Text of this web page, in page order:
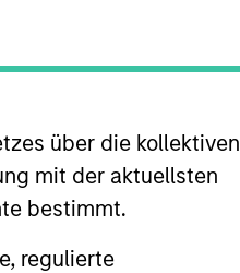
über die kollektiven
mit der aktuellsten
bestimmt.
regulierte
Expansion Capital